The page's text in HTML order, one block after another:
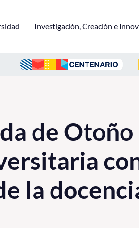
Investigación, Creación e
de Otoño
la